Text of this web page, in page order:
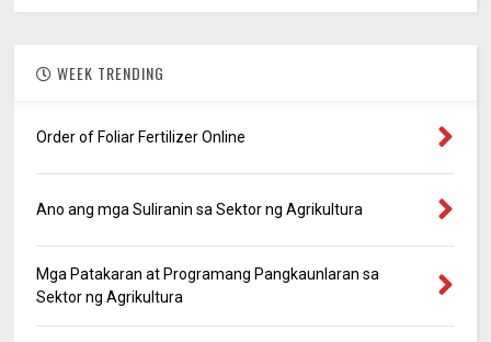
WEEK TRENDING
Order of Foliar Fertilizer Online
Ano ang mga Suliranin sa Sektor ng Agrikultura
Mga Patakaran at Programang Pangkaunlaran sa
Sektor ng Agrikultura